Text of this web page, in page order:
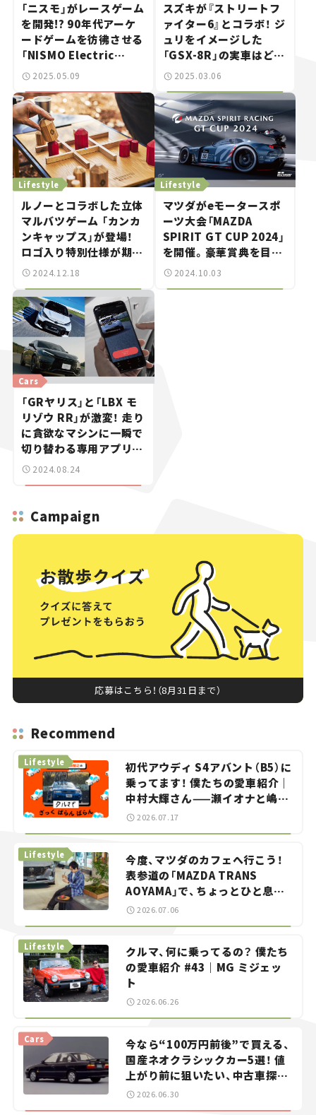
「ニスモ」がレースゲーム
を開発!? 90年代アーケ
ードゲームを彷彿させる
「NISMO Electric
Racer Tokyo」がエモ
2025.05.09
スズキが『ストリートフ
ァイター6』とコラボ！ ジ
ュリをイメージした
「GSX-8R」の実車はどこ
で見られる？
2025.03.06
Lifestyle
ルノーとコラボした立体
マルバツゲーム 「カンカ
ンキャップス」が登場！
ロゴ入り特別仕様が期間
限定で予約受付中。
2024.12.18
Lifestyle
マツダがeモータースポ
ーツ大会「MAZDA
SPIRIT GT CUP 2024」
を開催。豪華賞典を目指
して『グランツーリスモ
2024.10.03
Cars
「GRヤリス」と「LBX モ
リゾウ RR」が激変！ 走り
に貪欲なマシンに一瞬で
切り替わる専用アプリ
「サーキットモード」って
2024.08.24
Campaign
応募はこちら！（8月31日まで）
Recommend
初代アウディ S4アバント（B5）に
乗ってます！ 僕たちの愛車紹介｜
中村大輝さん——瀬イオナと嶋田
智之の「クルマでざっくばらんば
らん！」＃20
Lifestyle
2026.07.17
今度、マツダのカフェへ行こう！
表参道の「MAZDA TRANS
AOYAMA」で、ちょっとひと息。
——連載｜CCGとクルマでどうす
Lifestyle
2026.07.06
クルマ、何に乗ってるの？ 僕たち
の愛車紹介 #43｜MG ミジェッ
ト
Lifestyle
2026.06.26
今なら“100万円前後”で買える、
国産ネオクラシックカー5選！ 値
上がり前に狙いたい、中古車探し
をお手伝い――ちょっとイケてるマ
Cars
2026.06.30